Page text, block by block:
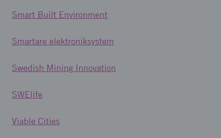
Smart Built Environment
Smartare elektroniksystem
Swedish Mining Innovation
SWElife
Viable Cities